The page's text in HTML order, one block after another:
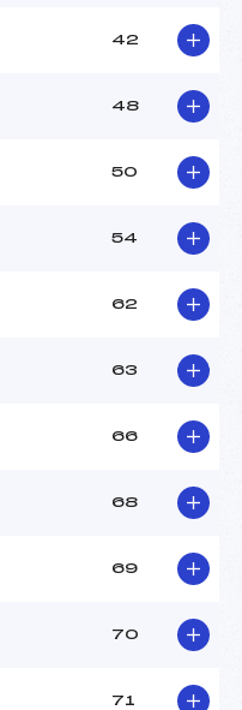
42
48
50
54
62
63
66
68
69
70
71